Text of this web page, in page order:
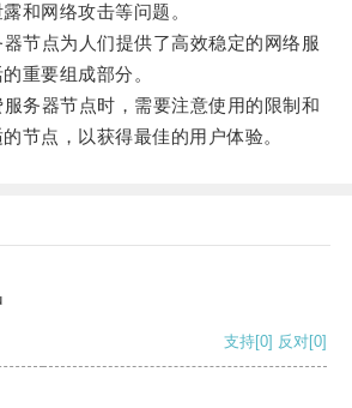
和网络攻击等问题。
点为人们提供了高效稳定的网络服
重要组成部分。
器节点时，需要注意使用的限制和
节点，以获得最佳的用户体验。
支持[0] 反对[0]